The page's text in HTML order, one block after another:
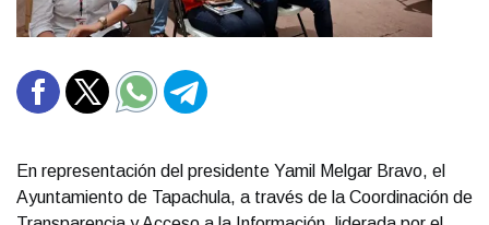
En representación del presidente Yamil Melgar Bravo, el
Ayuntamiento de Tapachula, a través de la Coordinación de